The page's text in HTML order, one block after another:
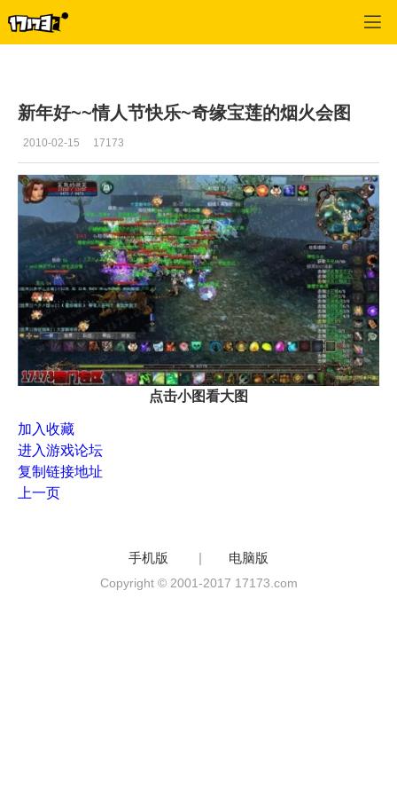
新年好~~情人节快乐~奇缘宝莲的烟火会图
2010-02-15 17173
点击小图看大图
加入收藏
进入游戏论坛
复制链接地址
上一页
手机版 | 电脑版
Copyright © 2001-2017 17173.com